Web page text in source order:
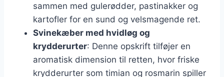
sammen med gulerødder, pastinakker og
kartofler for en sund og velsmagende ret.
Svinekæber med hvidløg og
krydderurter: Denne opskrift tilføjer en
aromatisk dimension til retten, hvor friske
krydderurter som timian og rosmarin spiller